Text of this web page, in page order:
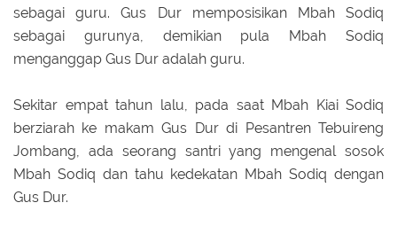
sebagai guru. Gus Dur memposisikan Mbah Sodiq
sebagai gurunya, demikian pula Mbah Sodiq
menganggap Gus Dur adalah guru.
Sekitar empat tahun lalu, pada saat Mbah Kiai Sodiq
berziarah ke makam Gus Dur di Pesantren Tebuireng
Jombang, ada seorang santri yang mengenal sosok
Mbah Sodiq dan tahu kedekatan Mbah Sodiq dengan
Gus Dur.